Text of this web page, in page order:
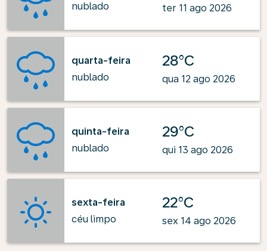
nublado
ter 11 ago 2026
quarta-feira
nublado
28°C
qua 12 ago 2026
quinta-feira
nublado
29°C
qui 13 ago 2026
sexta-feira
céu limpo
22°C
sex 14 ago 2026